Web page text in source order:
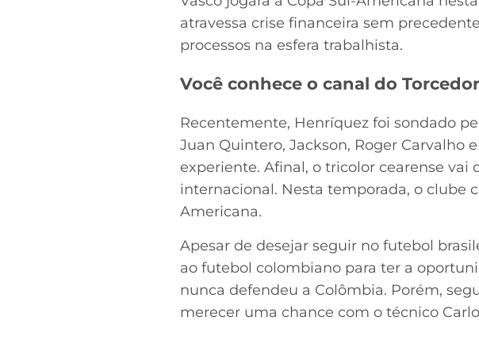
atravessa crise financeira sem
processos na esfera trabalhista.
Você conhece o canal do
Recentemente, Henríquez foi sondado
Juan Quintero, Jackson, Roger Carvalho
experiente. Afinal, o tricolor cearense
internacional. Nesta temporada, o clube
Americana.
Apesar de desejar seguir no futebol
ao futebol colombiano para ter a
nunca defendeu a Colômbia. Porém,
merecer uma chance com o técnico